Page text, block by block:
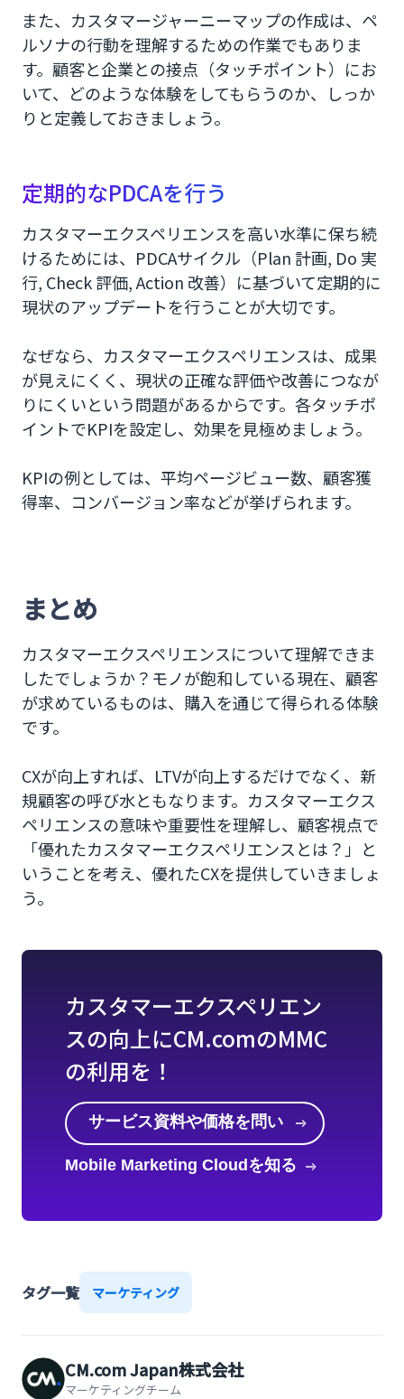
また、カスタマージャーニーマップの作成は、ペ
ルソナの行動を理解するための作業でもありま
す。顧客と企業との接点（タッチポイント）にお
いて、どのような体験をしてもらうのか、しっか
りと定義しておきましょう。
定期的なPDCAを行う
カスタマーエクスペリエンスを高い水準に保ち続
けるためには、PDCAサイクル（Plan 計画, Do 実
行, Check 評価, Action 改善）に基づいて定期的に
現状のアップデートを行うことが大切です。
なぜなら、カスタマーエクスペリエンスは、成果
が見えにくく、現状の正確な評価や改善につなが
りにくいという問題があるからです。各タッチポ
イントでKPIを設定し、効果を見極めましょう。
KPIの例としては、平均ページビュー数、顧客獲
得率、コンバージョン率などが挙げられます。
まとめ
カスタマーエクスペリエンスについて理解できま
したでしょうか？モノが飽和している現在、顧客
が求めているものは、購入を通じて得られる体験
です。
CXが向上すれば、LTVが向上するだけでなく、新
規顧客の呼び水ともなります。カスタマーエクス
ペリエンスの意味や重要性を理解し、顧客視点で
「優れたカスタマーエクスペリエンスとは？」と
いうことを考え、優れたCXを提供していきましょ
う。
カスタマーエクスペリエン
スの向上にCM.comのMMC
の利用を！
サービス資料や価格を問い
合わせる
Mobile Marketing Cloudを知る
タグ一覧 マーケティング
CM.com Japan株式会社
マーケティングチーム